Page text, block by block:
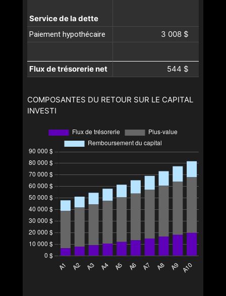
Service de la dette
Paiement hypothécaire 3 008 $
Flux de trésorerie net 544 $
COMPOSANTES DU RETOUR SUR LE CAPITAL
INVESTI